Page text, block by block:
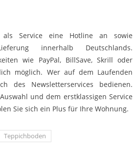
als Service eine Hotline an sowie
innerhalb Deutschlands.
wie PayPal, BillSave, Skrill oder
möglich. Wer auf dem Laufenden
des Newsletterservices bedienen.
und dem erstklassigen Service
Sie sich ein Plus für Ihre Wohnung.
Teppichboden